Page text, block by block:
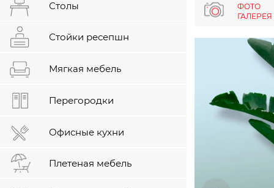
ФОТО
ГАЛЕРЕЯ
Столы
Стойки ресепшн
Мягкая мебель
Перегородки
Офисные кухни
Плетеная мебель